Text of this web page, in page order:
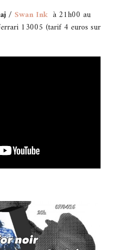
/ Swan Ink à 21h00 au
13005 (tarif 4 euros sur